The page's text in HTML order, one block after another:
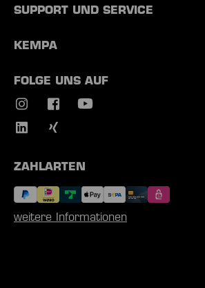
SUPPORT UND SERVICE
KEMPA
FOLGE UNS AUF
ZAHLARTEN
weitere Informationen